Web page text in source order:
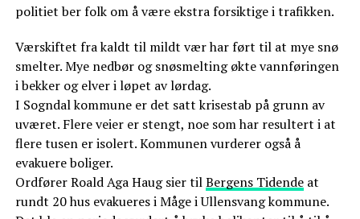
politiet ber folk om å være ekstra forsiktige i trafikken.
Værskiftet fra kaldt til mildt vær har ført til at mye snø
smelter. Mye nedbør og snøsmelting økte vannføringen
i bekker og elver i løpet av lørdag.
I Sogndal kommune er det satt krisestab på grunn av
uværet. Flere veier er stengt, noe som har resultert i at
flere tusen er isolert. Kommunen vurderer også å
evakuere boliger.
Ordfører Roald Aga Haug sier tilBergens Tidendeat
rundt 20 hus evakueres i Måge i Ullensvang kommune.